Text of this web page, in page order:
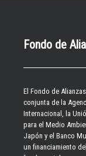
Fondo de
ElFondo de
conjunta de la
Internacional, la
para el Medio
Japón y el Banco
un financiamiento